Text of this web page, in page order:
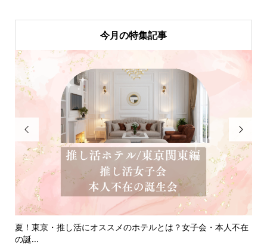
今月の特集記事

女子会・本人不在 【大人ジャニオタ必見】うちわが入る現場用トー
